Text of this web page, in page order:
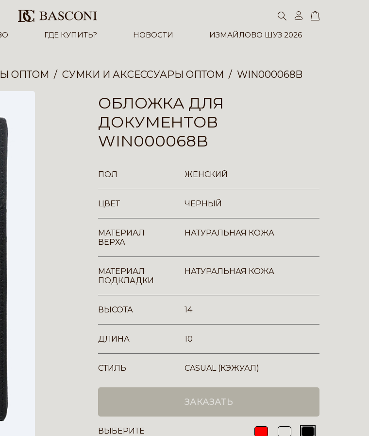
ГДЕ КУПИТЬ? НОВОСТИ ИЗМАЙЛОВО ШУЗ 2026
ОПТОМ СУМКИ И АКСЕССУАРЫ ОПТОМ WIN000068B
ОБЛОЖКА ДЛЯ
ДОКУМЕНТОВ
WIN000068B
ПОЛ ЖЕНСКИЙ
ЦВЕТ ЧЕРНЫЙ
МАТЕРИАЛ
ВЕРХА
НАТУРАЛЬНАЯ КОЖА
МАТЕРИАЛ
ПОДКЛАДКИ
НАТУРАЛЬНАЯ КОЖА
ВЫСОТА 14
ДЛИНА 10
СТИЛЬ CASUAL (КЭЖУАЛ)
ЗАКАЗАТЬ
ВЫБЕРИТЕ